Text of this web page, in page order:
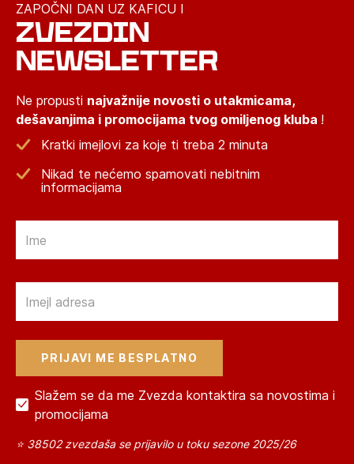
ZAPOČNI DAN UZ KAFICU I
ZVEZDIN
NEWSLETTER
Ne propusti najvažnije novosti o utakmicama,
dešavanjima i promocijama tvog omiljenog kluba !
Kratki imejlovi za koje ti treba 2 minuta
Nikad te nećemo spamovati nebitnim
informacijama
Slažem se da me Zvezda kontaktira sa novostima i
promocijama
⭐ 38502 zvezdaša se prijavilo u toku sezone 2025/26